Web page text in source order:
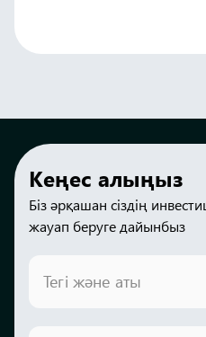
Кеңес алыңыз
Біз әрқашан сіздің
жауап беруге дайынбыз
Тегі және аты